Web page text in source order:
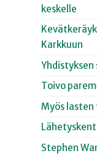
keskelle
Karkkuun
Yhdistyksen
Toivo
Myös
Stephen